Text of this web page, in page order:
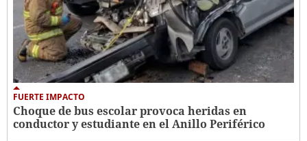
FUERTE IMPACTO
Choque de bus escolar provoca heridas en
conductor y estudiante en el Anillo Periférico